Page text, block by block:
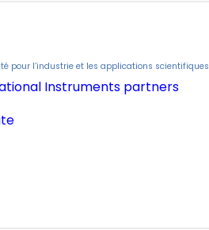
pour l’industrie et les applications scientifiques
Instruments partners